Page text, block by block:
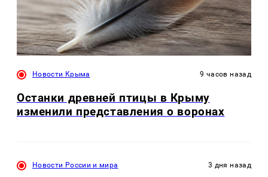
Новости Крыма 9 часов назад
Останки древней птицы в Крыму
изменили представления о воронах
Новости России и мира 3 дня назад